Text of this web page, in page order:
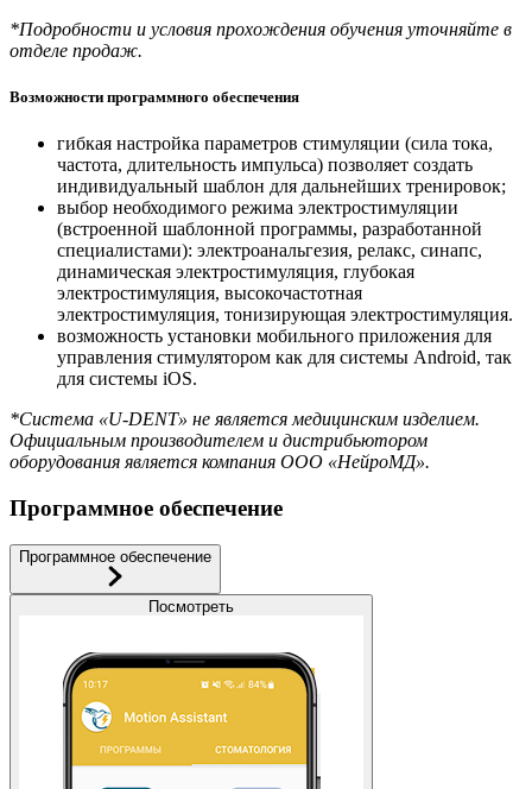
*Подробности и условия прохождения обучения уточняйте в
отделе продаж.
Возможности программного обеспечения
гибкая настройка параметров стимуляции (сила тока,
частота, длительность импульса) позволяет создать
индивидуальный шаблон для дальнейших тренировок;
выбор необходимого режима электростимуляции
(встроенной шаблонной программы, разработанной
специалистами): электроанальгезия, релакс, синапс,
динамическая электростимуляция, глубокая
электростимуляция, высокочастотная
электростимуляция, тонизирующая электростимуляция.
возможность установки мобильного приложения для
управления стимулятором как для системы Android, так
для системы iOS.
*Система «U-DENT» не является медицинским изделием.
Официальным производителем и дистрибьютором
оборудования является компания ООО «НейроМД».
Программное обеспечение
Программное обеспечение
Посмотреть